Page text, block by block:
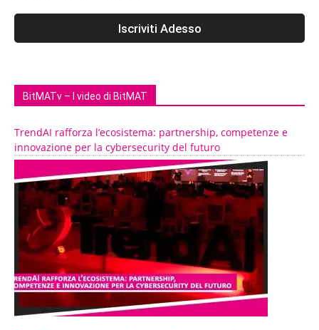
BitMATv – I video di BitMAT
TrendAI rafforza l’ecosistema: partnership, competenze e
innovazione per la cybersecurity del futuro